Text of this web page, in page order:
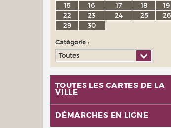
15
16 17 18 19
22
23 24 25 26
29
30
Catégorie :
Toutes
TOUTES LES CARTES DE LA
VILLE
DÉMARCHES EN LIGNE